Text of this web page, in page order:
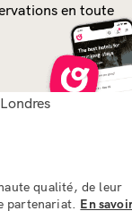
en toute
qualité, de leur
partenariat. En